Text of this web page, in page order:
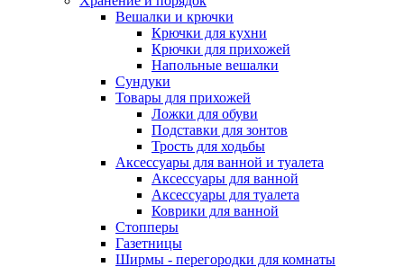
Вешалки и крючки
Крючки для кухни
Крючки для прихожей
Напольные вешалки
Сундуки
Товары для прихожей
Ложки для обуви
Подставки для зонтов
Трость для ходьбы
Аксессуары для ванной и туалета
Аксессуары для ванной
Аксессуары для туалета
Коврики для ванной
Стопперы
Газетницы
Ширмы - перегородки для комнаты